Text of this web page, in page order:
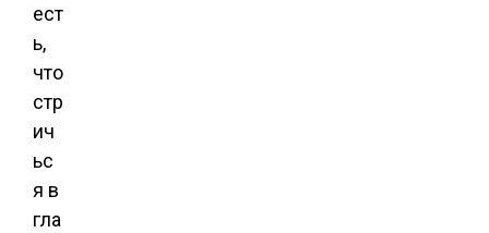
ест
ь,
что
стр
ич
ьс
я в
гла